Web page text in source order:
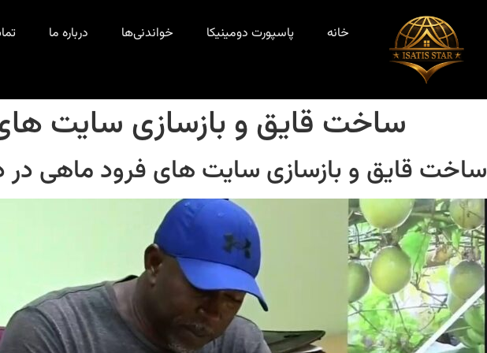
خانه پاسپورت دومینیکا خواندنی‌ها درباره ما
ساخت قایق و بازسازی سایت
ساخت قایق و بازسازی سایت های فرود ماهی در